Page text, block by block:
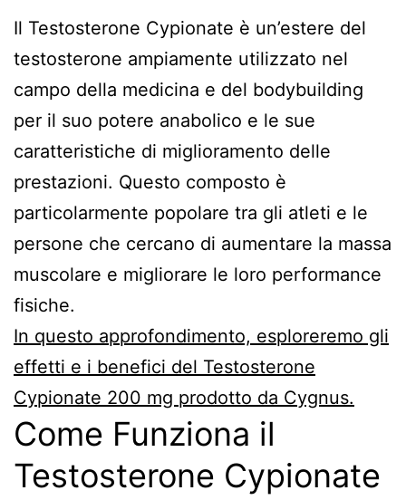
Il Testosterone Cypionate è un’estere del
testosterone ampiamente utilizzato nel
campo della medicina e del bodybuilding
per il suo potere anabolico e le sue
caratteristiche di miglioramento delle
prestazioni. Questo composto è
particolarmente popolare tra gli atleti e le
persone che cercano di aumentare la massa
muscolare e migliorare le loro performance
fisiche.
In questo approfondimento, esploreremo gli
effetti e i benefici del Testosterone
Cypionate 200 mg prodotto da Cygnus.
Come Funziona il
Testosterone Cypionate